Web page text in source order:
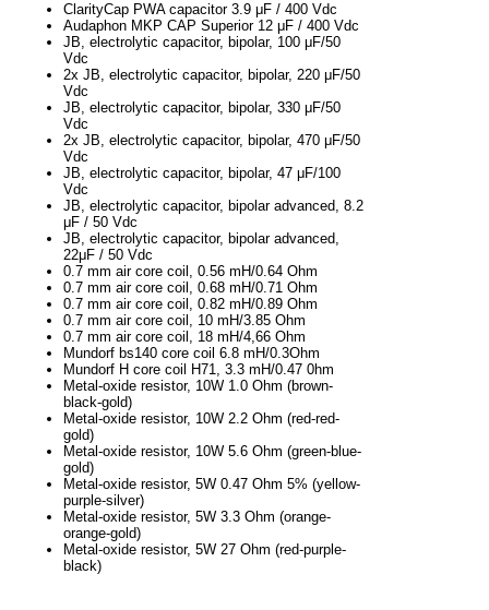
ClarityCap PWA capacitor 3.9 μF / 400 Vdc
Audaphon MKP CAP Superior 12 μF / 400 Vdc
JB, electrolytic capacitor, bipolar, 100 μF/50
Vdc
2x JB, electrolytic capacitor, bipolar, 220 μF/50
Vdc
JB, electrolytic capacitor, bipolar, 330 μF/50
Vdc
2x JB, electrolytic capacitor, bipolar, 470 μF/50
Vdc
JB, electrolytic capacitor, bipolar, 47 μF/100
Vdc
JB, electrolytic capacitor, bipolar advanced, 8.2
μF / 50 Vdc
JB, electrolytic capacitor, bipolar advanced,
22μF / 50 Vdc
0.7 mm air core coil, 0.56 mH/0.64 Ohm
0.7 mm air core coil, 0.68 mH/0.71 Ohm
0.7 mm air core coil, 0.82 mH/0.89 Ohm
0.7 mm air core coil, 10 mH/3.85 Ohm
0.7 mm air core coil, 18 mH/4,66 Ohm
Mundorf bs140 core coil 6.8 mH/0.3Ohm
Mundorf H core coil H71, 3.3 mH/0.47 0hm
Metal-oxide resistor, 10W 1.0 Ohm (brown-
black-gold)
Metal-oxide resistor, 10W 2.2 Ohm (red-red-
gold)
Metal-oxide resistor, 10W 5.6 Ohm (green-blue-
gold)
Metal-oxide resistor, 5W 0.47 Ohm 5% (yellow-
purple-silver)
Metal-oxide resistor, 5W 3.3 Ohm (orange-
orange-gold)
Metal-oxide resistor, 5W 27 Ohm (red-purple-
black)